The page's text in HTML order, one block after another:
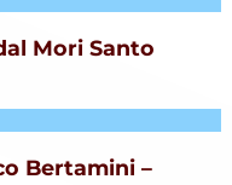
Mori Santo
Bertamini –